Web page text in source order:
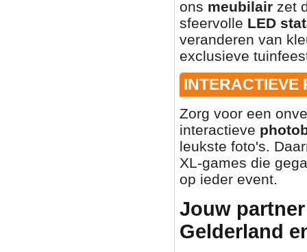
ons meubilair zet
sfeervolle LED
veranderen van
exclusieve
INTERACTIEVE
Zorg voor een
interactieve
leukste foto's.
XL-games die
op ieder event.
Jouw
Gelderland